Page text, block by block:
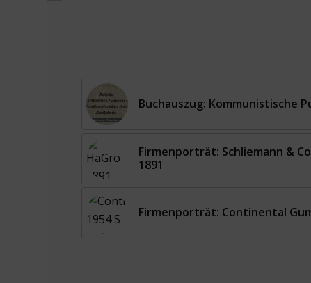
Buchauszug: Kommunistische
Firmenporträt: Schliemann &
1891
Firmenporträt: Continental